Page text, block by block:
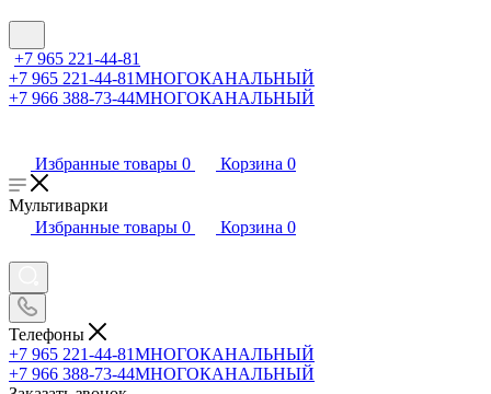
+7 965 221-44-81
+7 965 221-44-81МНОГОКАНАЛЬНЫЙ
+7 966 388-73-44МНОГОКАНАЛЬНЫЙ
Избранные товары 0 Корзина 0
Мультиварки
Избранные товары 0 Корзина 0
Телефоны
+7 965 221-44-81МНОГОКАНАЛЬНЫЙ
+7 966 388-73-44МНОГОКАНАЛЬНЫЙ